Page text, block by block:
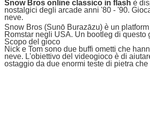
Snow Bros online classico in flash è
nostalgici degli arcade anni '80 - '90.
neve.
Snow Bros (Sunō Burazāzu) è un
Romstar negli USA. Un bootleg di
Scopo del gioco
Nick e Tom sono due buffi ometti che
neve. L'obiettivo del videogioco è di
ostaggio da due enormi teste di pietra